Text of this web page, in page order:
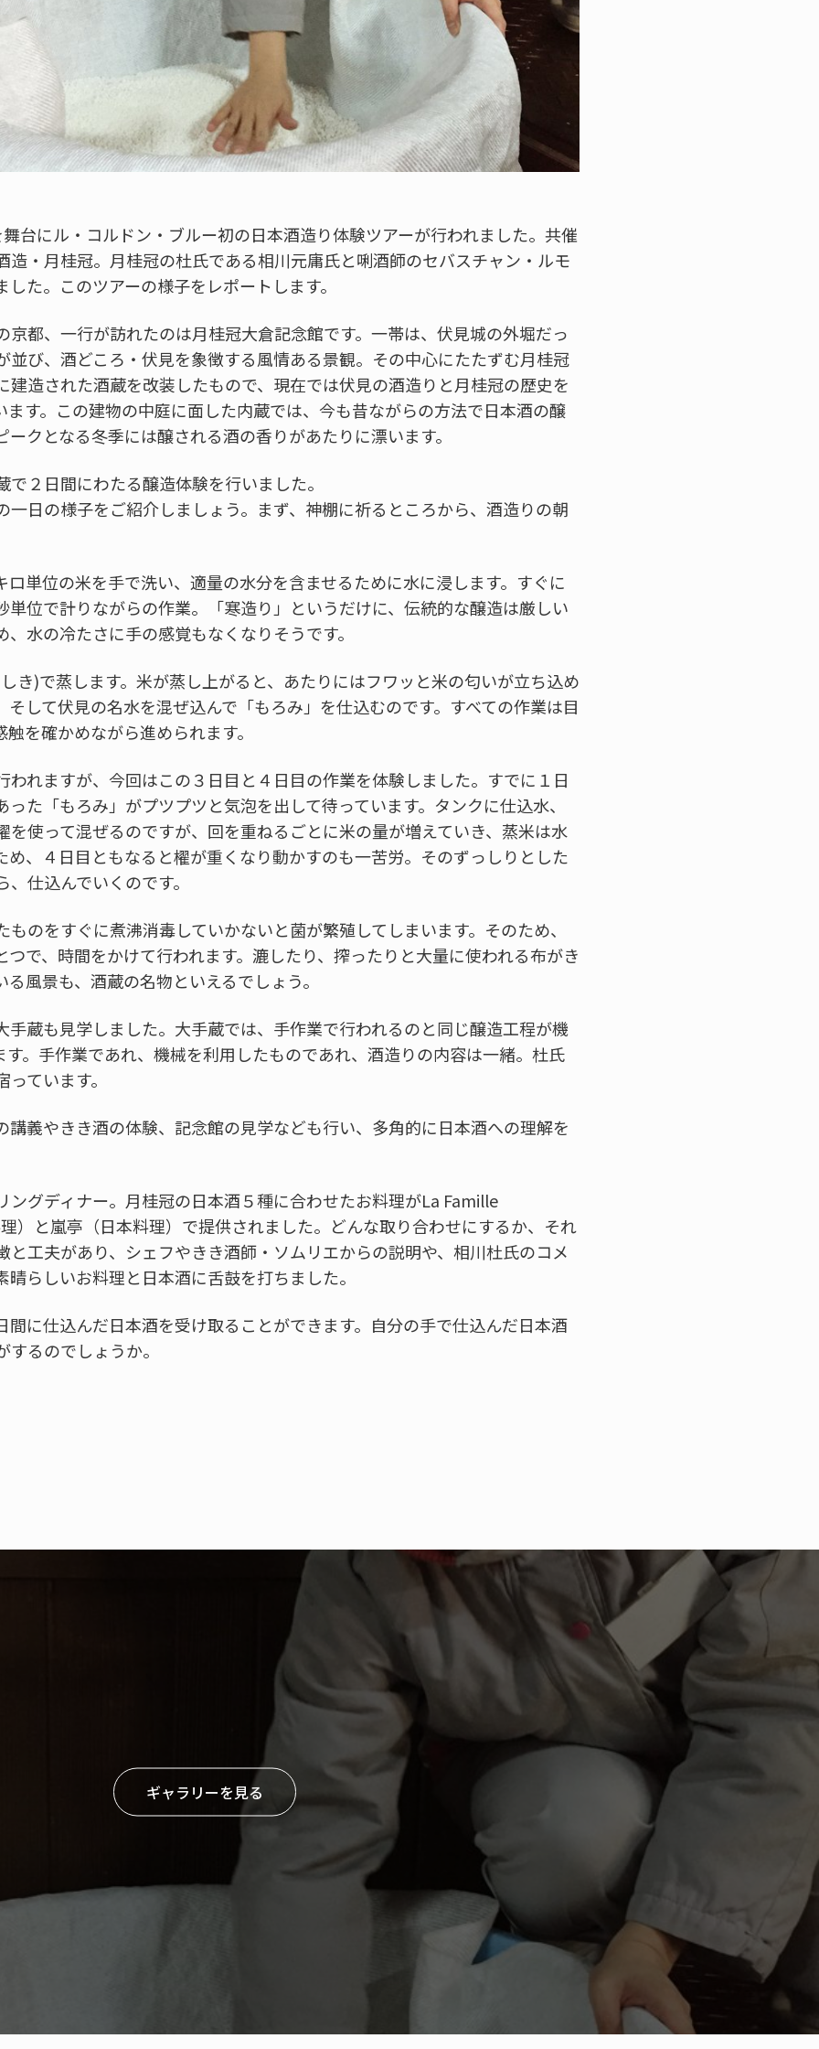
台にル・コルドン・ブルー初の日本酒造り体験ツアーが行われました。共催
造・月桂冠。月桂冠の杜氏である相川元庸氏と唎酒師のセバスチャン・ルモ
た。このツアーの様子をレポートします。
京都、一行が訪れたのは月桂冠大倉記念館です。一帯は、伏見城の外堀だっ
並び、酒どころ・伏見を象徴する風情ある景観。その中心にたたずむ月桂冠
建造された酒蔵を改装したもので、現在では伏見の酒造りと月桂冠の歴史を
ます。この建物の中庭に面した内蔵では、今も昔ながらの方法で日本酒の醸
クとなる冬季には醸される酒の香りがあたりに漂います。
２日間にわたる醸造体験を行いました。
一日の様子をご紹介しましょう。まず、神棚に祈るところから、酒造りの朝
ロ単位の米を手で洗い、適量の水分を含ませるために水に浸します。すぐに
単位で計りながらの作業。「寒造り」というだけに、伝統的な醸造は厳しい
水の冷たさに手の感覚もなくなりそうです。
き)で蒸します。米が蒸し上がると、あたりにはフワッと米の匂いが立ち込め
そして伏見の名水を混ぜ込んで「もろみ」を仕込むのです。すべての作業は目
を確かめながら進められます。
われますが、今回はこの３日目と４日目の作業を体験しました。すでに１日
た「もろみ」がプツプツと気泡を出して待っています。タンクに仕込水、
を使って混ぜるのですが、回を重ねるごとに米の量が増えていき、蒸米は水
め、４日目ともなると櫂が重くなり動かすのも一苦労。そのずっしりとした
仕込んでいくのです。
のをすぐに煮沸消毒していかないと菌が繁殖してしまいます。そのため、
つで、時間をかけて行われます。漉したり、搾ったりと大量に使われる布がき
風景も、酒蔵の名物といえるでしょう。
手蔵も見学しました。大手蔵では、手作業で行われるのと同じ醸造工程が機
す。手作業であれ、機械を利用したものであれ、酒造りの内容は一緒。杜氏
ています。
講義やきき酒の体験、記念館の見学なども行い、多角的に日本酒への理解を
ングディナー。月桂冠の日本酒５種に合わせたお料理がLa Famille
）と嵐亭（日本料理）で提供されました。どんな取り合わせにするか、それ
と工夫があり、シェフやきき酒師・ソムリエからの説明や、相川杜氏のコメ
らしいお料理と日本酒に舌鼓を打ちました。
間に仕込んだ日本酒を受け取ることができます。自分の手で仕込んだ日本酒
るのでしょうか。
ギャラリーを見る